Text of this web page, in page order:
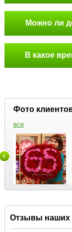
Можно ли
В какое
Фото
все
Отзывы наших